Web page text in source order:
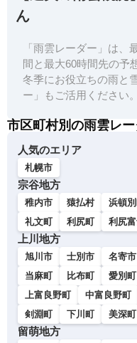
ん
「雨雲レーダー」は、
間と最大60時間先の予
冬季にお役立ちの雨と
ー」もご活用ください。
市区町村別の雨雲レ
人気のエリア
札幌市
宗谷地方
稚内市 猿払村 浜頓
礼文町
利尻町 利尻
上川地方
旭川市 士別市 名寄市
当麻町
比布町 愛別町
上富良野町
中富良野町
剣淵町
下川町 美深町
留萌地方